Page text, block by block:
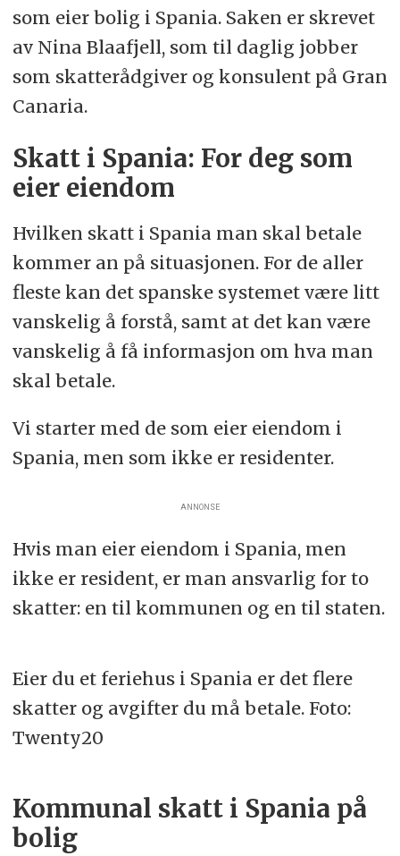
som eier bolig i Spania. Saken er skrevet
av Nina Blaafjell, som til daglig jobber
som skatterådgiver og konsulent på Gran
Canaria.
Skatt i Spania: For deg som
eier eiendom
Hvilken skatt i Spania man skal betale
kommer an på situasjonen. For de aller
fleste kan det spanske systemet være litt
vanskelig å forstå, samt at det kan være
vanskelig å få informasjon om hva man
skal betale.
Vi starter med de som eier eiendom i
Spania, men som ikke er residenter.
ANNONSE
Hvis man eier eiendom i Spania, men
ikke er resident, er man ansvarlig for to
skatter: en til kommunen og en til staten.
Eier du et feriehus i Spania er det flere
skatter og avgifter du må betale. Foto:
Twenty20
Kommunal skatt i Spania på
bolig